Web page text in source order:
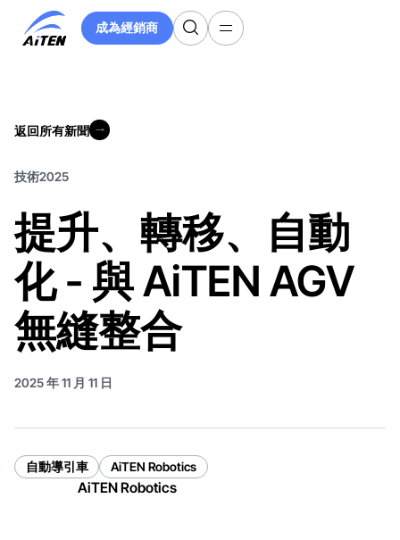
成為經銷商
成為經銷商
返回所有新聞
技術2025
提升、轉移、自動
化 - 與 AiTEN AGV
無縫整合
2025 年 11 月 11 日
自動導引車 AiTEN Robotics
AiTEN Robotics